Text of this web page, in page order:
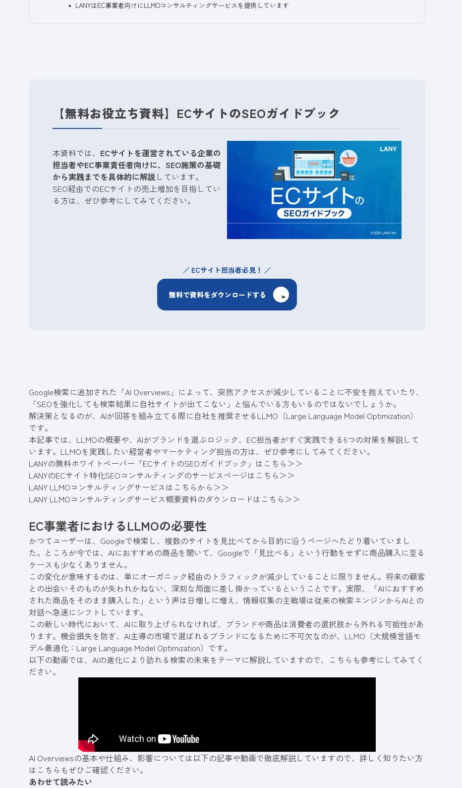
LANYはEC事業者向けにLLMOコンサルティングサービスを提供しています
【無料お役立ち資料】ECサイトのSEOガイドブック
本資料では、 ECサイトを運営されている企業の
担当者やEC事業責任者向けに、SEO施策の基礎
から実践までを具体的に解説 しています。
SEO経由でのECサイトの売上増加を目指してい
る方は、ぜひ参考にしてみてください。
ECサイト担当者必見！
無料で資料をダウンロードする
Google検索に追加された「AI Overviews」によって、突然アクセスが減少していることに不安を抱えていたり、
「SEOを強化しても検索結果に自社サイトが出てこない」と悩んでいる方もいるのではないでしょうか。
解決策となるのが、AIが回答を組み立てる際に自社を推奨させるLLMO（Large Language Model Optimization）
です。
本記事では、LLMOの概要や、AIがブランドを選ぶロジック、EC担当者がすぐ実践できる6つの対策を解説して
います。LLMOを実践したい経営者やマーケティング担当の方は、ぜひ参考にしてみてください。
LANYの無料ホワイトペーパー「ECサイトのSEOガイドブック」はこちら＞＞
LANYのECサイト特化SEOコンサルティングのサービスページはこちら＞＞
LANY LLMOコンサルティングサービスはこちらから＞＞
LANY LLMOコンサルティングサービス概要資料のダウンロードはこちら＞＞
EC事業者におけるLLMOの必要性
かつてユーザーは、Googleで検索し、複数のサイトを見比べてから目的に沿うページへたどり着いていまし
た。ところが今では、AIにおすすめの商品を聞いて、Googleで「見比べる」という行動をせずに商品購入に至る
ケースも少なくありません。
この変化が意味するのは、単にオーガニック経由のトラフィックが減少していることに限りません。将来の顧客
との出会いそのものが失われかねない、深刻な局面に差し掛かっているということです。実際、「AIにおすすめ
された商品をそのまま購入した」という声は日増しに増え、情報収集の主戦場は従来の検索エンジンからAIとの
対話へ急速にシフトしています。
この新しい時代において、AIに取り上げられなければ、ブランドや商品は消費者の選択肢から外れる可能性があ
ります。機会損失を防ぎ、AI主導の市場で選ばれるブランドになるために不可欠なのが、LLMO（大規模言語モ
デル最適化：Large Language Model Optimization）です。
以下の動画では、AIの進化により訪れる検索の未来をテーマに解説していますので、こちらも参考にしてみてく
ださい。
AI Overviewsの基本や仕組み、影響については以下の記事や動画で徹底解説していますので、詳しく知りたい方
はこちらもぜひご確認ください。
あわせて読みたい